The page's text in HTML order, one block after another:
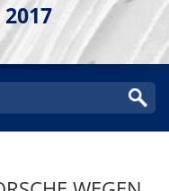
2017